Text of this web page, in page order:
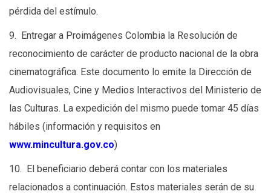
pérdida del estímulo.
9. Entregar a Proimágenes Colombia la Resolución de
reconocimiento de carácter de producto nacional de la obra
cinematográfica. Este documento lo emite la Dirección de
Audiovisuales, Cine y Medios Interactivos del Ministerio de
las Culturas. La expedición del mismo puede tomar 45 días
hábiles (información y requisitos en
www.mincultura.gov.co)
10. El beneficiario deberá contar con los materiales
relacionados a continuación. Estos materiales serán de su